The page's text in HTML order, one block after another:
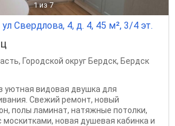
1 из 7
Свердлова, 4, д. 4, 45 м², 3/4 эт.
, Городской округ Бердск, Бердск
уютная видовая двушка для
Свежий ремонт, новый
полы ламинат, натяжные потолки,
москитками, новая душевая кабинка и